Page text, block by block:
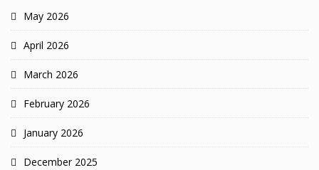
May 2026
April 2026
March 2026
February 2026
January 2026
December 2025